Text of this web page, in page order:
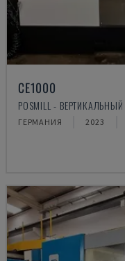
CE1000
POSMILL -
ГЕРМАНИЯ 2023